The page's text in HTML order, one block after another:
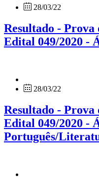
28/03/22
Resultado - Prova
Edital 049/2020 -
28/03/22
Resultado - Prova
Edital 049/2020 -
Português/